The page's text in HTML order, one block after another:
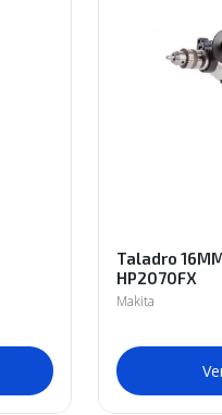
Taladro
HP2070FX
Makita